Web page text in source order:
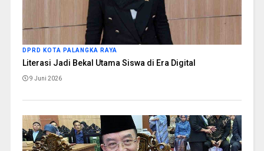
DPRD KOTA PALANGKA RAYA
Literasi Jadi Bekal Utama Siswa di Era Digital
9 Juni 2026